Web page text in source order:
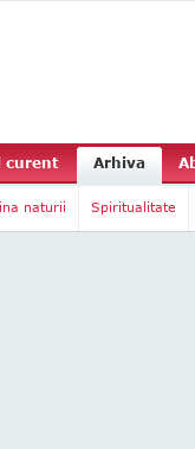
curent Arhiva
naturii Spiritualitate